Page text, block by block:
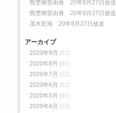
熊埜御堂由香 20年9月27日放送
熊埜御堂由香 20年9月27日放送
茂木彩海 20年9月27日放送
アーカイブ
2020年9月 (52)
2020年8月 (65)
2020年7月 (52)
2020年6月 (52)
2020年5月 (65)
2020年4月 (53)